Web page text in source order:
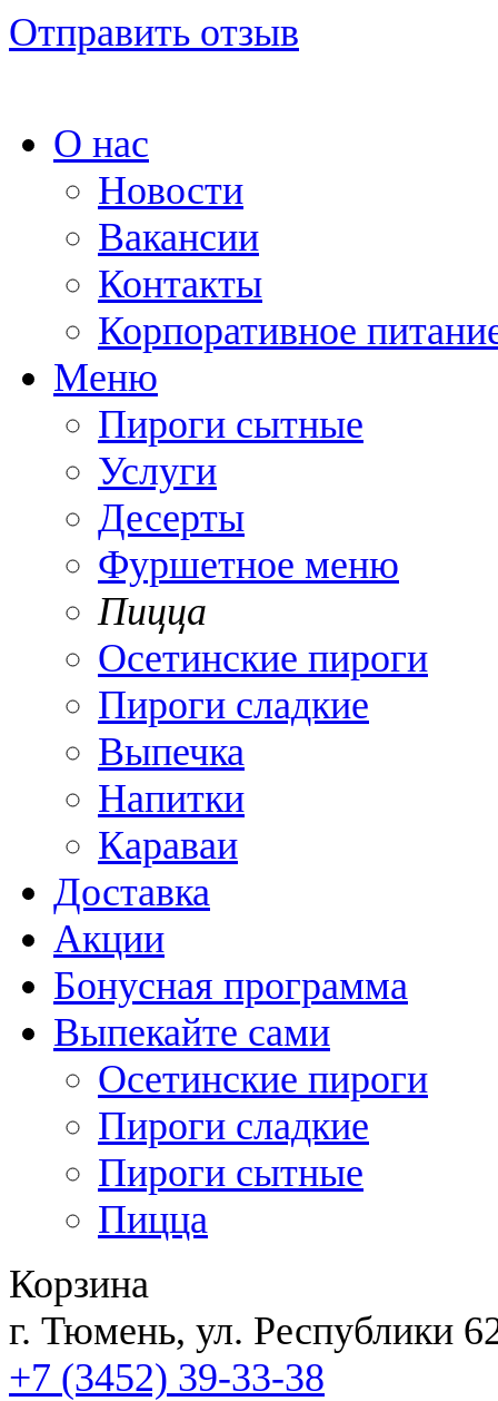
Отправить отзыв
О нас
Новости
Вакансии
Контакты
Корпоративное
Меню
Пироги сытные
Услуги
Десерты
Фуршетное меню
Пицца
Осетинские пироги
Пироги сладкие
Выпечка
Напитки
Караваи
Доставка
Акции
Бонусная программа
Выпекайте сами
Осетинские пироги
Пироги сладкие
Пироги сытные
Пицца
Корзина
г. Тюмень, ул.
+7 (3452) 39-33-38